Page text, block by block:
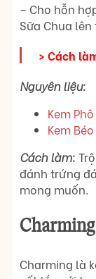
– Cho hỗn
Sữa Chua
> Cách
Nguyên liệu:
Kem
Kem
Cách làm:
đánh trứng
mong muốn.
Charming
Charming là